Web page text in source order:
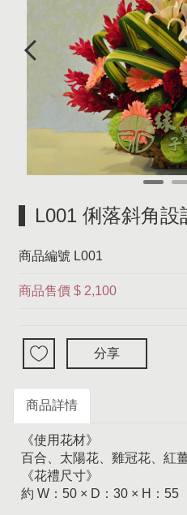
L001 俐落斜角設
商品編號 L001
商品售價 $ 2,100
分享
商品詳情
《使用花材》
百合、太陽花、雞冠花、紅
《花禮尺寸》
約 W：50 × D：30 × H：55